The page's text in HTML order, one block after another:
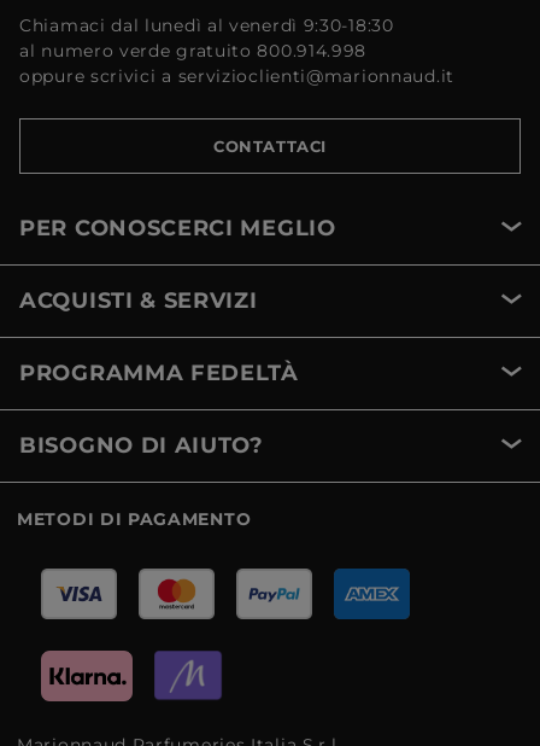
Chiamaci dal lunedì al venerdì 9:30-18:30
al numero verde gratuito 800.914.998
oppure scrivici a servizioclienti@marionnaud.it
CONTATTACI
PER CONOSCERCI MEGLIO
ACQUISTI & SERVIZI
PROGRAMMA FEDELTÀ
BISOGNO DI AIUTO?
METODI DI PAGAMENTO